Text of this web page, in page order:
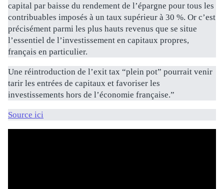
capital par baisse du rendement de l’épargne pour tous les
contribuables imposés à un taux supérieur à 30 %. Or c’est
précisément parmi les plus hauts revenus que se situe
l’essentiel de l’investissement en capitaux propres,
français en particulier.
Une réintroduction de l’exit tax “plein pot” pourrait venir
tarir les entrées de capitaux et favoriser les
investissements hors de l’économie française.”
Source ici